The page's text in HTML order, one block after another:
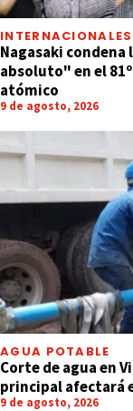
INTERNACIONALES
Nagasaki
absoluto" en el
atómico
9 de agosto, 2026
AGUA POTABLE
Corte de agua en
principal afectará
9 de agosto, 2026